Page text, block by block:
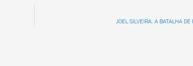
JOEL SILVEIRA: A BATALHA